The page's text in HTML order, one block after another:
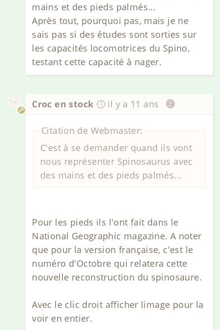
mains et des pieds palmés...
Après tout, pourquoi pas, mais je ne
sais pas si des études sont sorties sur
les capacités locomotrices du Spino,
testant cette capacité à nager.
Croc en stock il y a 11 ans
Citation de Webmaster:
C'est à se demander quand ils vont
nous représenter Spinosaurus avec
des mains et des pieds palmés...
Pour les pieds ils l'ont fait dans le
National Geographic magazine. A noter
que pour la version française, c'est le
numéro d'Octobre qui relatera cette
nouvelle reconstruction du spinosaure.
Avec le clic droit afficher limage pour la
voir en entier.